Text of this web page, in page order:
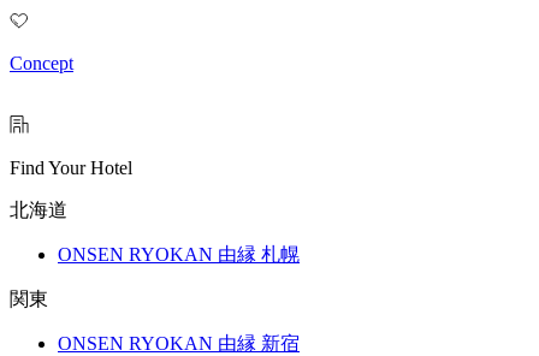
Concept
Find Your Hotel
北海道
ONSEN RYOKAN 由縁 札幌
関東
ONSEN RYOKAN 由縁 新宿